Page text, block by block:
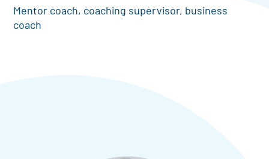
Mentor coach, coaching supervisor, business
coach